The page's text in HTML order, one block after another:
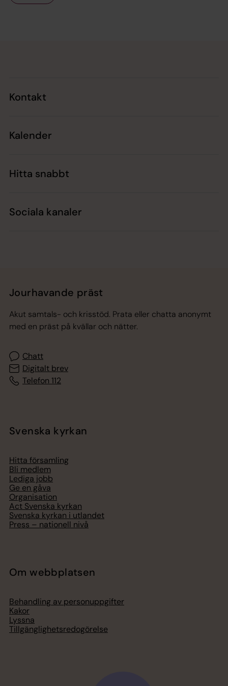
Kontakt
Kalender
Hitta snabbt
Sociala kanaler
Jourhavande präst
Akut samtals- och krisstöd. Prata eller chatta anonymt
med en präst på kvällar och nätter.
Chatt
Digitalt brev
Telefon 112
Svenska kyrkan
Hitta församling
Bli medlem
Lediga jobb
Ge en gåva
Organisation
Act Svenska kyrkan
Svenska kyrkan i utlandet
Press – nationell nivå
Om webbplatsen
Behandling av personuppgifter
Kakor
Lyssna
Tillgänglighetsredogörelse